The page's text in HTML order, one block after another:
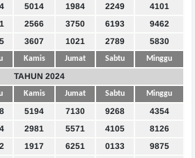
5014 1984 2249
4101
2566 3750 6193
9462
3607 1021 2789 5830
Kamis Jumat Sabtu Minggu
TAHUN 2024
Kamis Jumat Sabtu Minggu
5194 7130 9268
4354
2981 5571 4105
8126
1917 6251 0133
9875